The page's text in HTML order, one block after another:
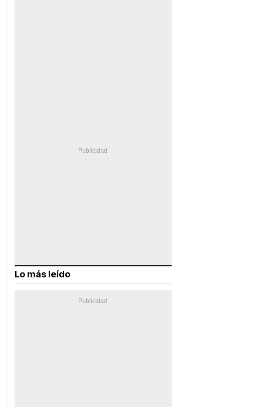
Lo más leído